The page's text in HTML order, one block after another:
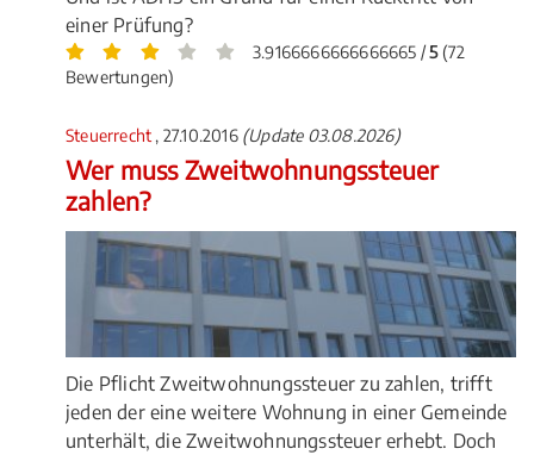
einer Prüfung?
3.9166666666666665 /5(72
Bewertungen)
Steuerrecht , 27.10.2016 (Update 03.08.2026)
Wer muss Zweitwohnungssteuer
zahlen?
Die Pflicht Zweitwohnungssteuer zu zahlen, trifft
jeden der eine weitere Wohnung in einer Gemeinde
unterhält, die Zweitwohnungssteuer erhebt. Doch